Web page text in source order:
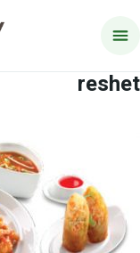
reshet